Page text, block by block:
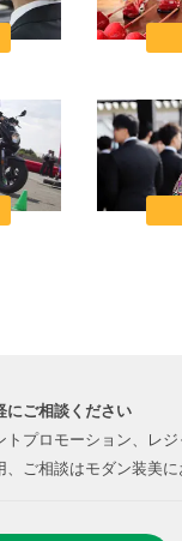
にご相談ください
トプロモーション、レ
、ご相談はモダン装美に